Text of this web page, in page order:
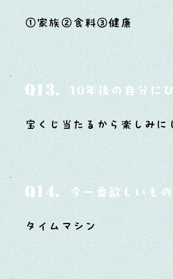
①家族②食料③健康
Q13. 10年後の自分に
宝くじ当たるから楽しみに
Q14. 今一番欲しいも
タイムマシン